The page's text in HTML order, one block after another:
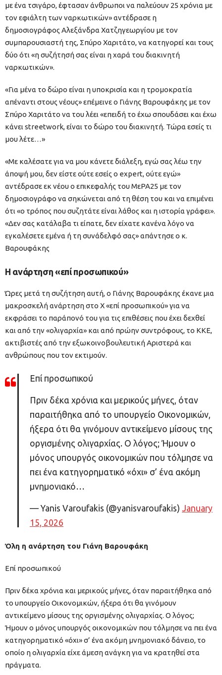
με ένα τσιγάρο, έφτασαν άνθρωποι να παλεύουν 25 χρόνια με
τον εφιάλτη των ναρκωτικών» αντέδρασε η
δημοσιογράφος Αλεξάνδρα Χατζηγεωργίου με τον
συμπαρουσιαστή της, Σπύρο Χαριτάτο, να κατηγορεί και τους
δύο ότι «η συζήτησή σας είναι η χαρά του διακινητή
ναρκωτικών».
«Για μένα το δώρο είναι η υποκρισία και η τρομοκρατία
απέναντι στους νέους» επέμεινε ο Γιάνης Βαρουφάκης με τον
Σπύρο Χαριτάτο να του λέει «επειδή το έχω σπουδάσει και έχω
κάνει streetwork, είναι το δώρο του διακινητή. Τώρα εσείς τι
μου λέτε…»
«Με καλέσατε για να μου κάνετε διάλεξη, εγώ σας λέω την
άποψή μου, δεν είστε ούτε εσείς ο expert, ούτε εγώ»
αντέδρασε εκ νέου ο επικεφαλής του ΜεΡΑ25 με τον
δημοσιογράφο να σηκώνεται από τη θέση του και να επιμένει
ότι «ο τρόπος που συζητάτε είναι λάθος και η ιστορία γράφει».
«Δεν σας κατάλαβα τι είπατε, δεν είχατε κανένα λόγο να
εγκαλέσετε εμένα ή τη συνάδελφό σας» απάντησε ο κ.
Βαρουφάκης
Η ανάρτηση «επί προσωπικού»
Ώρες μετά τη συζήτηση αυτή, ο Γιάνης Βαρουφάκης έκανε μια
μακροσκελή ανάρτηση στο Χ «επί προσωπικού» για να
εκφράσει το παράπονό του για τις επιθέσεις που έχει δεχθεί
και από την «ολιγαρχία» και από πρώην συντρόφους, το ΚΚΕ,
ακτιβιστές από την εξωκοινοβουλευτική Αριστερά και
ανθρώπους που τον εκτιμούν.
Επί προσωπικού
Πριν δέκα χρόνια και μερικούς μήνες, όταν
παραιτήθηκα από το υπουργείο Οικονομικών,
ήξερα ότι θα γινόμουν αντικείμενο μίσους της
οργισμένης ολιγαρχίας. Ο λόγος; Ήμουν ο
μόνος υπουργός οικονομικών που τόλμησε να
πει ένα κατηγορηματικό «όχι» σ’ ένα ακόμη
μνημονιακό…
— Yanis Varoufakis (@yanisvaroufakis) January
15, 2026
Όλη η ανάρτηση του Γιάνη Βαρουφάκη
Επί προσωπικού
Πριν δέκα χρόνια και μερικούς μήνες, όταν παραιτήθηκα από
το υπουργείο Οικονομικών, ήξερα ότι θα γινόμουν
αντικείμενο μίσους της οργισμένης ολιγαρχίας. Ο λόγος;
Ήμουν ο μόνος υπουργός οικονομικών που τόλμησε να πει ένα
κατηγορηματικό «όχι» σ’ ένα ακόμη μνημονιακό δάνειο, το
οποίο η ολιγαρχία είχε άμεση ανάγκη για να κρατηθεί στα
πράγματα.